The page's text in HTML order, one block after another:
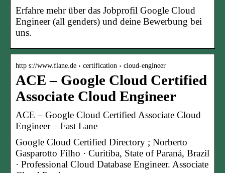
Erfahre mehr über das Jobprofil Google Cloud
Engineer (all genders) und deine Bewerbung bei
uns.
http s://www.flane.de › certification › cloud-engineer
ACE – Google Cloud Certified
Associate Cloud Engineer
ACE – Google Cloud Certified Associate Cloud
Engineer – Fast Lane
Google Cloud Certified Directory ; Norberto
Gasparotto Filho · Curitiba, State of Paraná, Brazil
· Professional Cloud Database Engineer. Associate